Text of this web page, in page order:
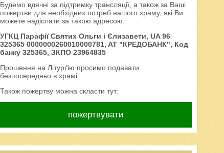
Будемо вдячні за підтримку трансляції, а також за Ваші
пожертви для необхідних потреб нашого храму, які Ви
можете надіслати за такою адресою:
УГКЦ Парафії Святих Ольги і Єлизавети, UA 96
325365 0000000260010000781, AT "КРЕДОБАНК", Код
банку 325365, ЗКПО 23964835
Прошення на Літурґію просимо подавати
безпосередньо в храмі
Також пожертву можна скласти тут:
пожертвувати